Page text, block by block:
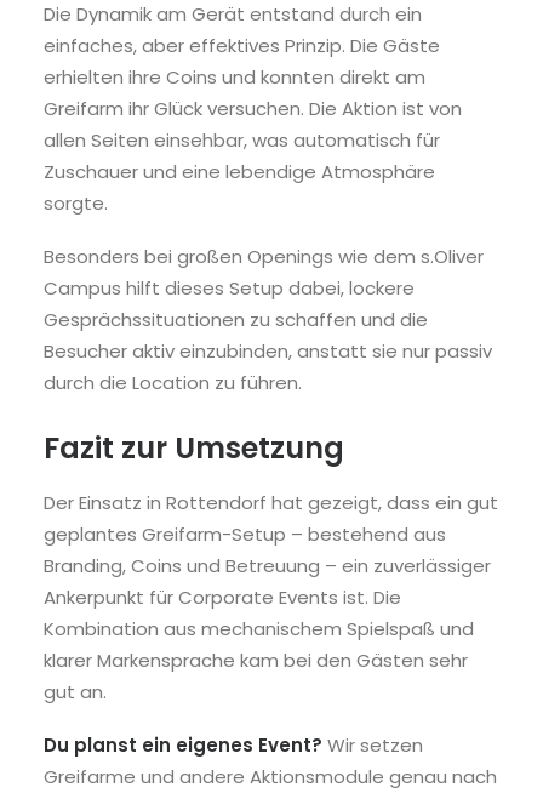
Die Dynamik am Gerät entstand durch ein
einfaches, aber effektives Prinzip. Die Gäste
erhielten ihre Coins und konnten direkt am
Greifarm ihr Glück versuchen. Die Aktion ist von
allen Seiten einsehbar, was automatisch für
Zuschauer und eine lebendige Atmosphäre
sorgte.
Besonders bei großen Openings wie dem s.Oliver
Campus hilft dieses Setup dabei, lockere
Gesprächssituationen zu schaffen und die
Besucher aktiv einzubinden, anstatt sie nur passiv
durch die Location zu führen.
Fazit zur Umsetzung
Der Einsatz in Rottendorf hat gezeigt, dass ein gut
geplantes Greifarm-Setup – bestehend aus
Branding, Coins und Betreuung – ein zuverlässiger
Ankerpunkt für Corporate Events ist. Die
Kombination aus mechanischem Spielspaß und
klarer Markensprache kam bei den Gästen sehr
gut an.
Du planst ein eigenes Event? Wir setzen
Greifarme und andere Aktionsmodule genau nach